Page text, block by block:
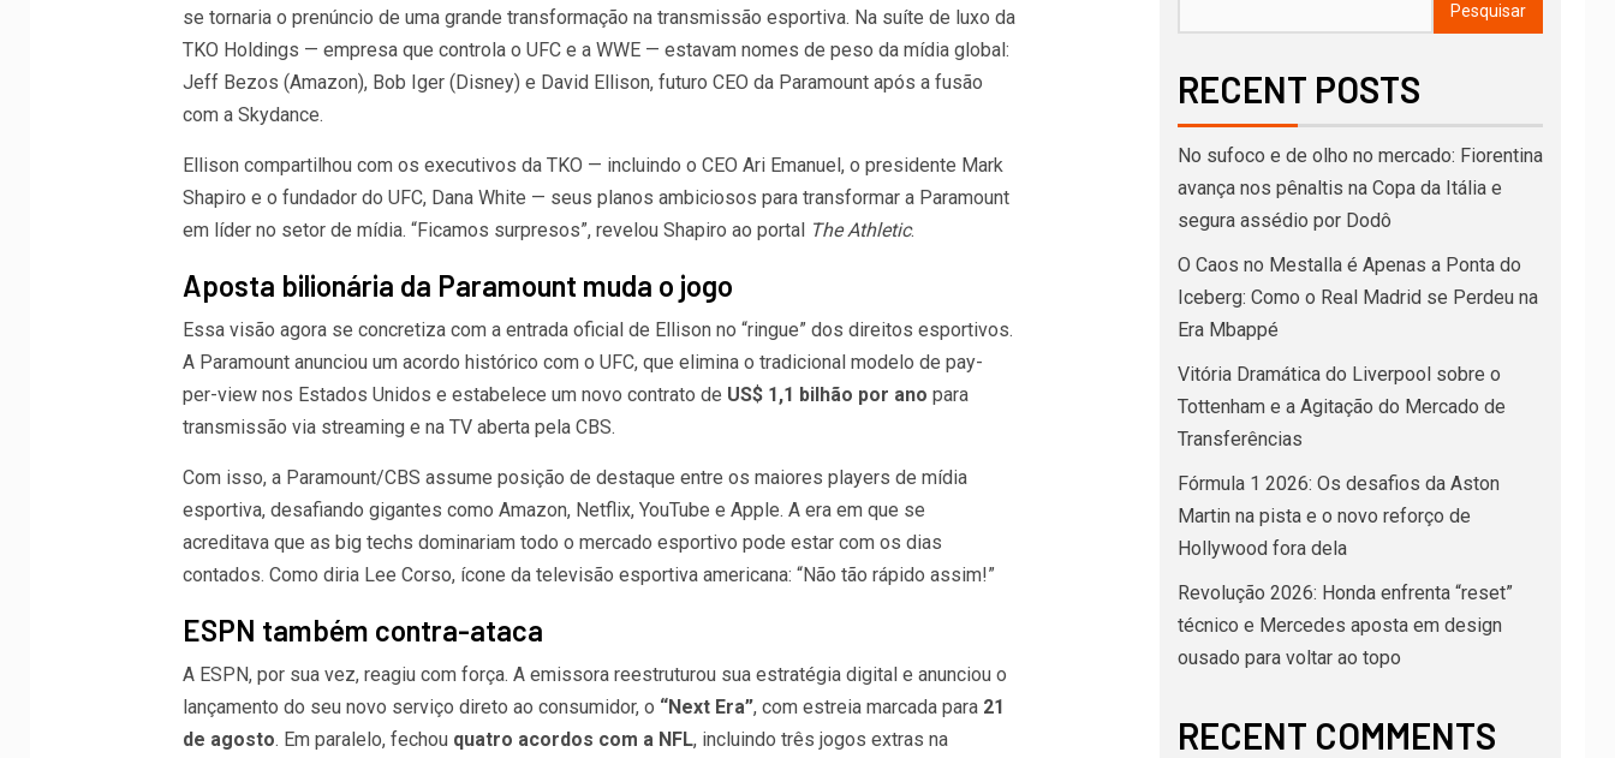
se tornaria o prenúncio de uma grande transformação na transmissão esportiva. Na suíte de luxo da
TKO Holdings — empresa que controla o UFC e a WWE — estavam nomes de peso da mídia global:
Jeff Bezos (Amazon), Bob Iger (Disney) e David Ellison, futuro CEO da Paramount após a fusão
com a Skydance.
Ellison compartilhou com os executivos da TKO — incluindo o CEO Ari Emanuel, o presidente Mark
Shapiro e o fundador do UFC, Dana White — seus planos ambiciosos para transformar a Paramount
em líder no setor de mídia. “Ficamos surpresos”, revelou Shapiro ao portal The Athletic.
Aposta bilionária da Paramount muda o jogo
Essa visão agora se concretiza com a entrada oficial de Ellison no “ringue” dos direitos esportivos.
A Paramount anunciou um acordo histórico com o UFC, que elimina o tradicional modelo de pay-
per-view nos Estados Unidos e estabelece um novo contrato de US$ 1,1 bilhão por ano para
transmissão via streaming e na TV aberta pela CBS.
Com isso, a Paramount/CBS assume posição de destaque entre os maiores players de mídia
esportiva, desafiando gigantes como Amazon, Netflix, YouTube e Apple. A era em que se
acreditava que as big techs dominariam todo o mercado esportivo pode estar com os dias
contados. Como diria Lee Corso, ícone da televisão esportiva americana: “Não tão rápido assim!”
ESPN também contra-ataca
A ESPN, por sua vez, reagiu com força. A emissora reestruturou sua estratégia digital e anunciou o
lançamento do seu novo serviço direto ao consumidor, o “Next Era”, com estreia marcada para 21
de agosto. Em paralelo, fechou quatro acordos com a NFL, incluindo três jogos extras na
Pesquisar
RECENT POSTS
No sufoco e de olho no mercado: Fiorentina
avança nos pênaltis na Copa da Itália e
segura assédio por Dodô
O Caos no Mestalla é Apenas a Ponta do
Iceberg: Como o Real Madrid se Perdeu na
Era Mbappé
Vitória Dramática do Liverpool sobre o
Tottenham e a Agitação do Mercado de
Transferências
Fórmula 1 2026: Os desafios da Aston
Martin na pista e o novo reforço de
Hollywood fora dela
Revolução 2026: Honda enfrenta “reset”
técnico e Mercedes aposta em design
ousado para voltar ao topo
RECENT COMMENTS